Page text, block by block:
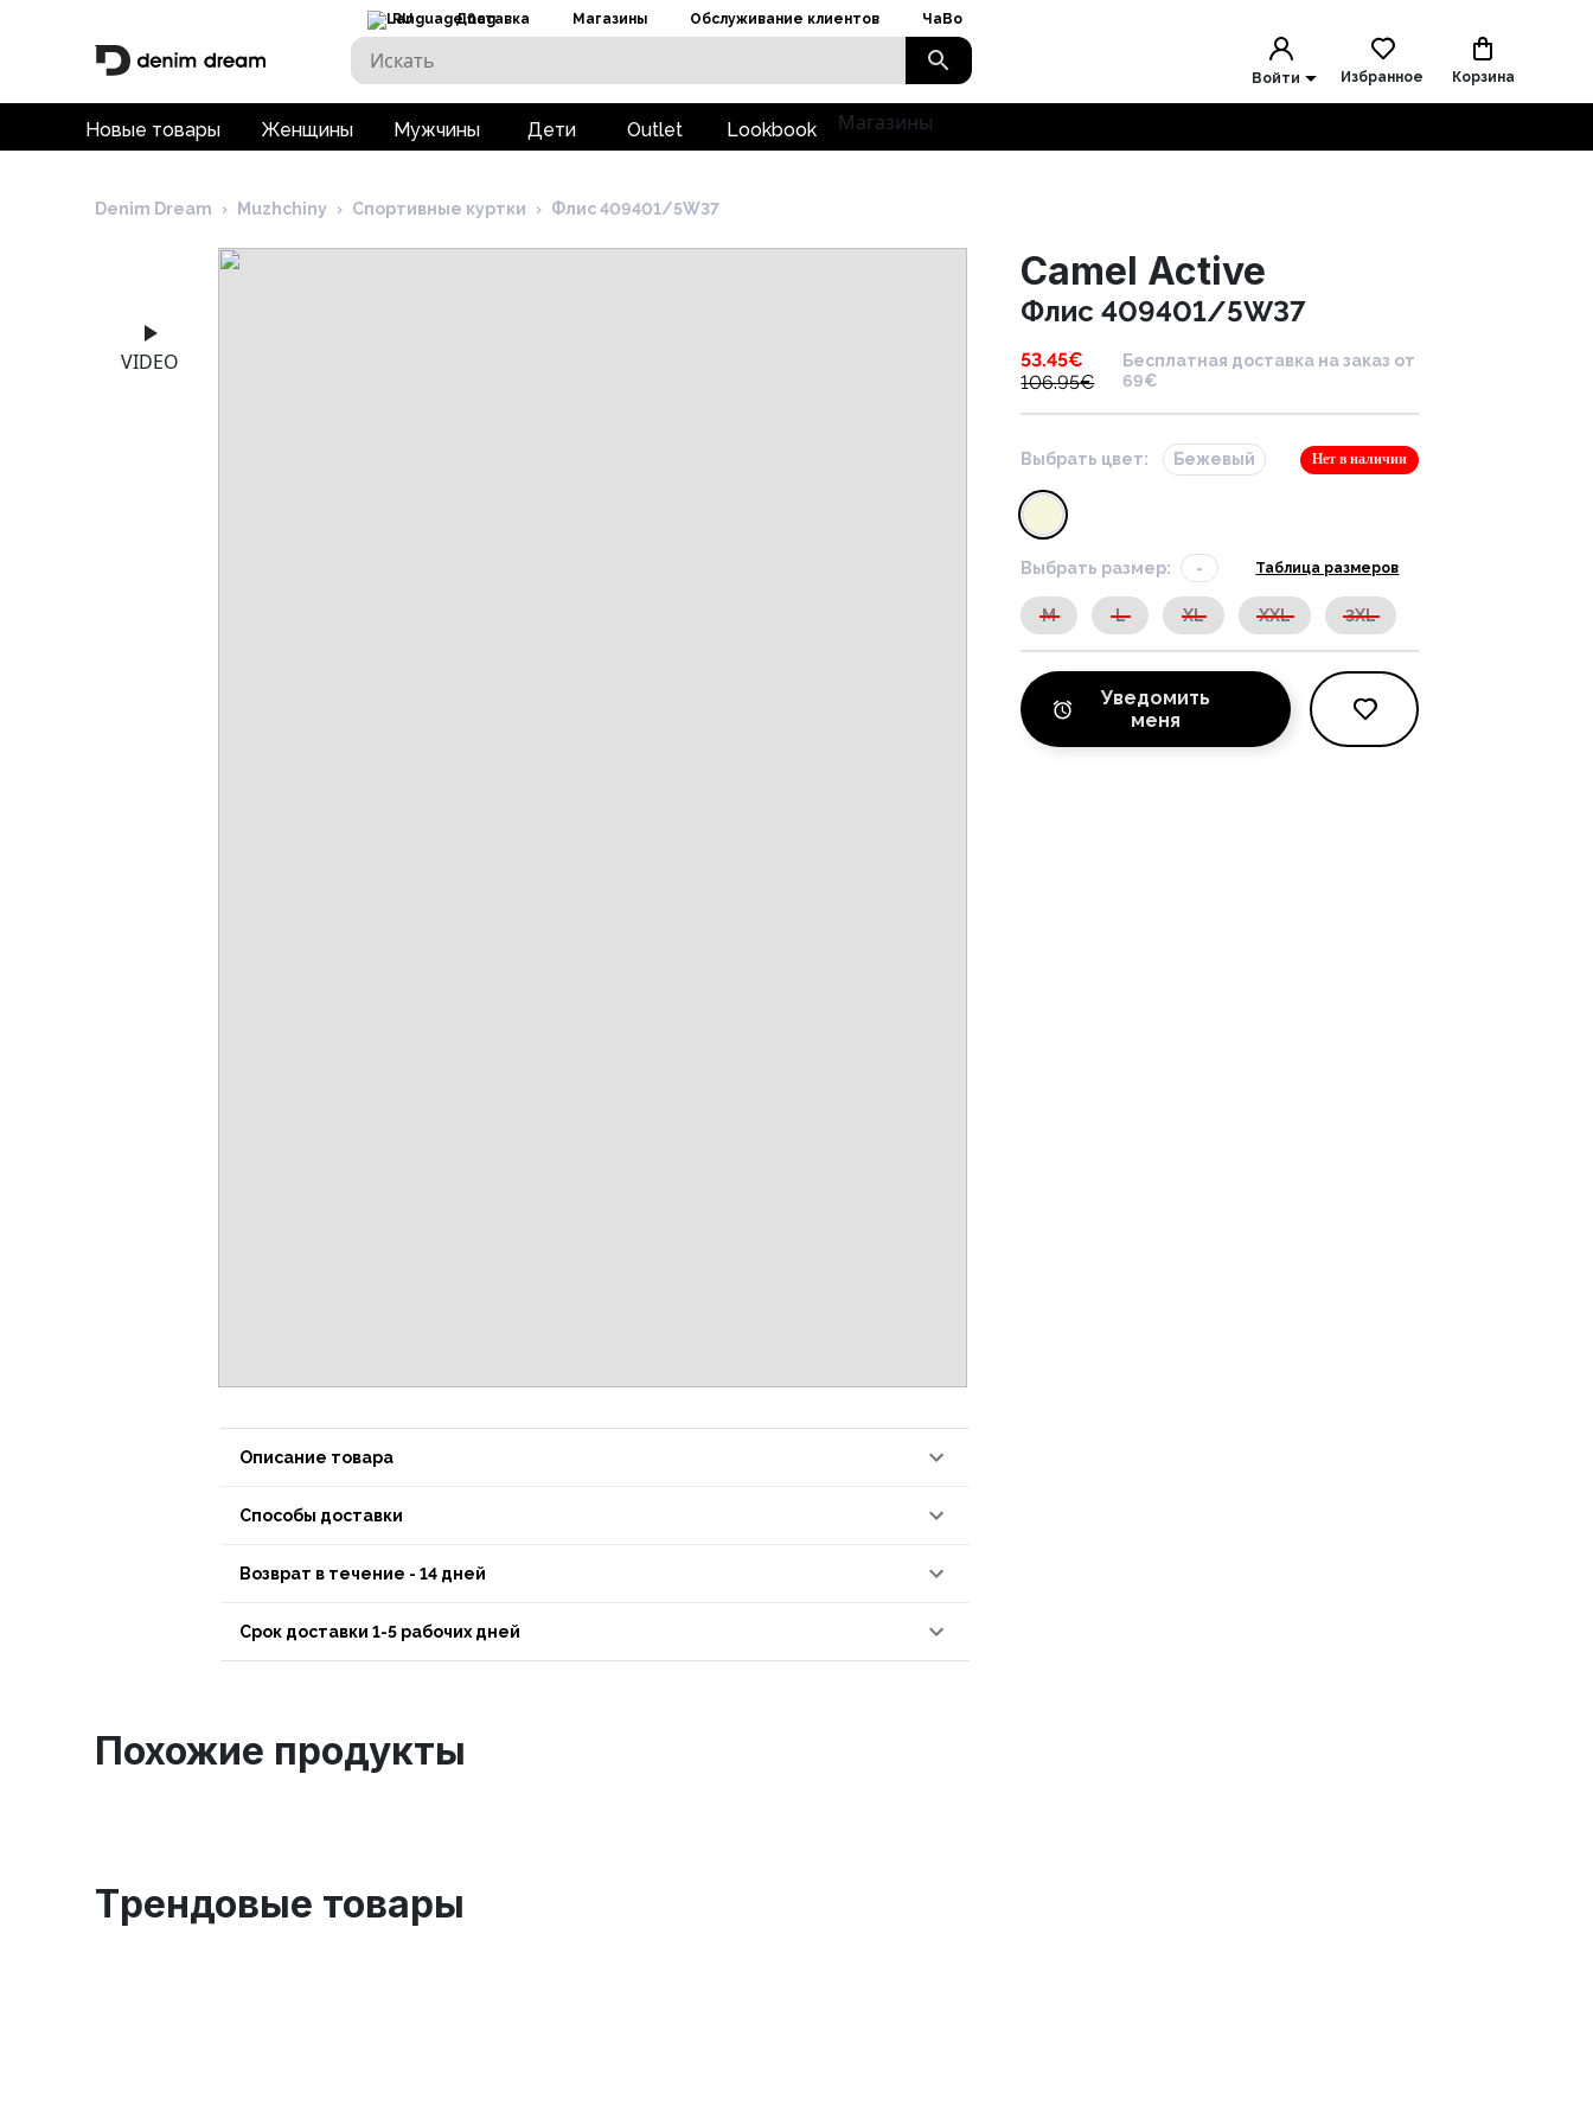
RU Доставка Магазины Обслуживание клиентов ЧаВо
Войти Избранное Корзина
Новые товары Женщины Мужчины Дети Outlet Lookbook Магазины
Denim Dream › Muzhchiny › Спортивные куртки › Флис 409401/5W37
VIDEO
Описание товара
Способы доставки
Возврат в течение - 14 дней
Срок доставки 1-5 рабочих дней
Camel Active
Флис 409401/5W37
53.45€
106.95€
Бесплатная доставка на заказ от
69€
Выбрать цвет: Бежевый Нет в наличии
Выбрать размер: - Таблица размеров
M L XL XXL 3XL
Уведомить
меня
Похожие продукты
Tрендовые товары